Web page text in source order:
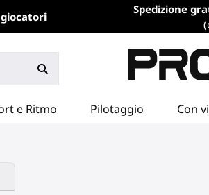
giocatori
Spedizione
e Ritmo Pilotaggio Con